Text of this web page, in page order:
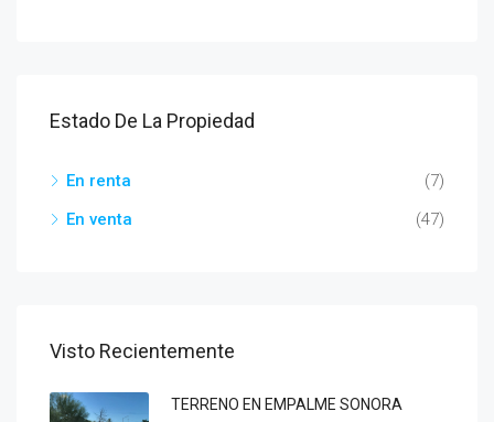
Estado De La Propiedad
En renta
(7)
En venta
(47)
Visto Recientemente
TERRENO EN EMPALME SONORA